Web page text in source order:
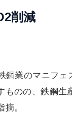
削減
業のマニフェ
のの、鉄鋼生
。